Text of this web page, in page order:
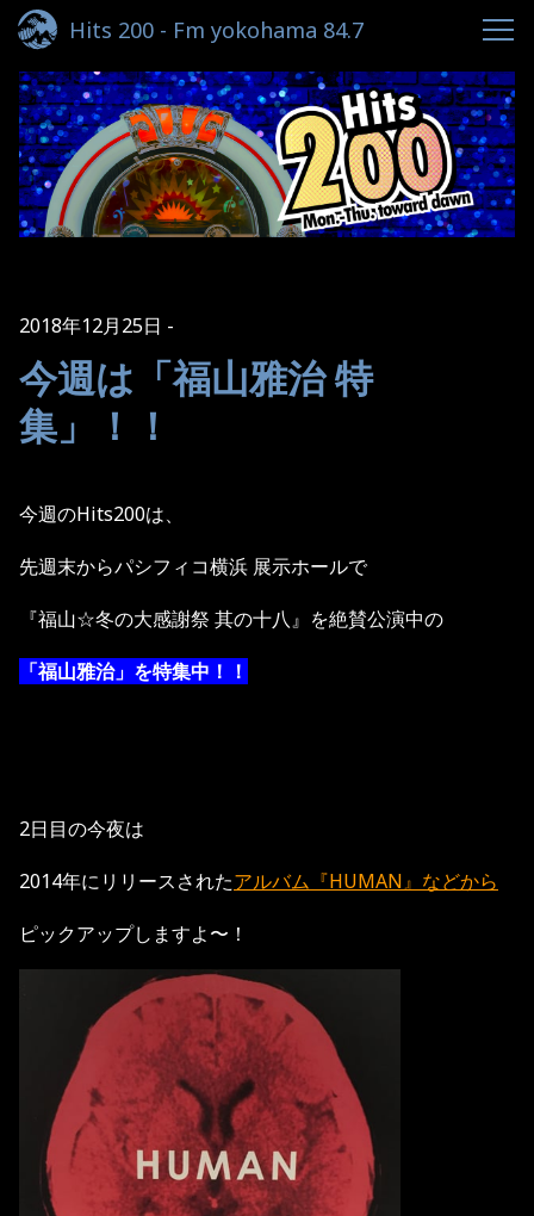
Hits 200 - Fm yokohama 84.7
2018年12月25日
今週は「福山雅治 特
集」！！
今週のHits200は、
先週末からパシフィコ横浜 展示ホールで
『福山☆冬の大感謝祭 其の十八』を絶賛公演中の
「福山雅治」を特集中！！
2日目の今夜は
2014年にリリースされたアルバム『HUMAN』などから
ピックアップしますよ〜！